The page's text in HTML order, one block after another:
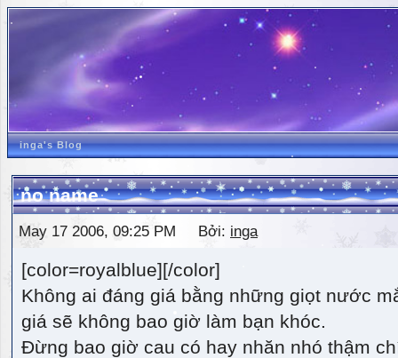
inga's Blog
no name
May 17 2006, 09:25 PM Bởi: inga
[color=royalblue][/color]
Không ai đáng giá bằng những giọt nước
giá sẽ không bao giờ làm bạn khóc.
Đừng bao giờ cau có hay nhăn nhó thậm